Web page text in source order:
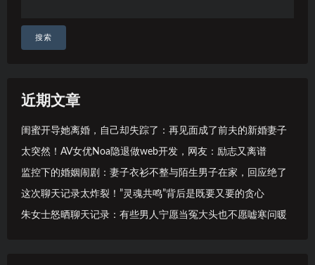
搜索
近期文章
闺蜜开导她离婚，自己却失踪了：再见面成了前夫的新婚妻子
太突然！AV女优Noa隐退做web开发，网友：励志又离谱
监控下的婚姻闹剧：妻子衣衫不整与陌生男子在家，回应绝了
这次聊天记录太炸裂！”灵魂共鸣”背后是既要又要的贪心
朱女士怒晒聊天记录：有些男人宁愿当冤大头也不愿嘘寒问暖